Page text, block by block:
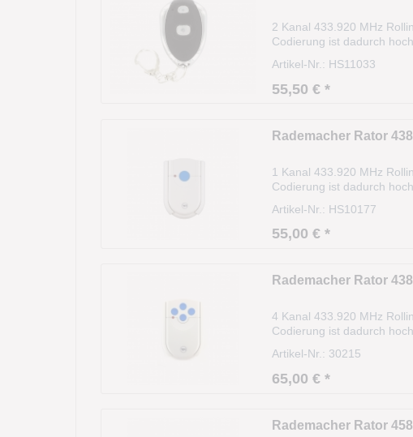
2 Kanal 433.920 MHz
Codierung ist dadurch
Artikel-Nr.: HS11033
55,50 € *
Rademacher Rator
1 Kanal 433.920 MHz
Codierung ist dadurch
Artikel-Nr.: HS10177
55,00 € *
Rademacher Rator
4 Kanal 433.920 MHz
Codierung ist dadurch
Artikel-Nr.: 30215
65,00 € *
Rademacher Rator